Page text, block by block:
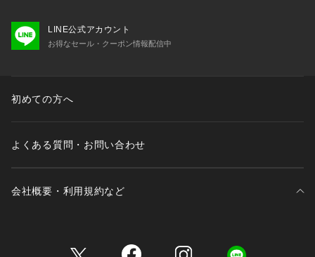
LINE公式アカウント
お得なセール・クーポン情報配信中
初めての方へ
よくある質問・お問い合わせ
会社概要・利用規約など